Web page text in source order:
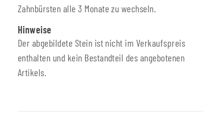
Zahnbürsten alle 3 Monate zu wechseln.
Hinweise
Der abgebildete Stein ist nicht im Verkaufspreis
enthalten und kein Bestandteil des angebotenen
Artikels.